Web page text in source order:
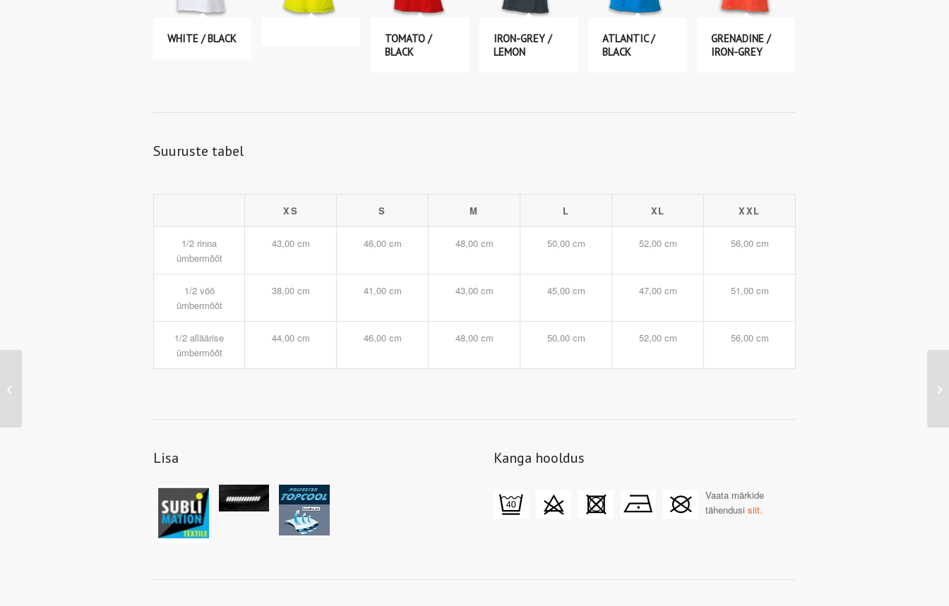
WHITE / BLACK
TOMATO /
BLACK
IRON-GREY /
LEMON
ATLANTIC /
BLACK
GRENADINE /
IRON-GREY
Suuruste tabel
XS S M L XL XXL
1/2 rinna
ümbermõõt
43,00 cm 46,00 cm 48,00 cm 50,00 cm 52,00 cm 56,00 cm
1/2 vöö
ümbermõõt
38,00 cm 41,00 cm 43,00 cm 45,00 cm 47,00 cm 51,00 cm
1/2 alläärise
ümbermõõt
44,00 cm 46,00 cm 48,00 cm 50,00 cm 52,00 cm 56,00 cm
Lisa Kanga hooldus
Vaata märkide
tähendusisiit.